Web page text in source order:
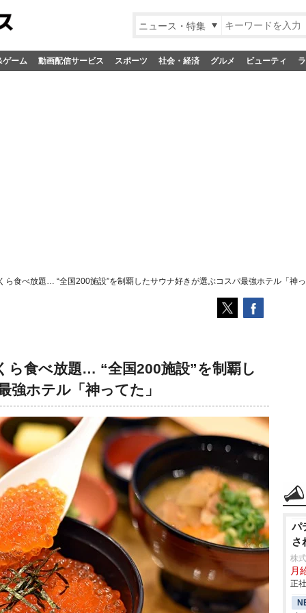
ニュース・特集
ゲーム 動画配信サービス スポーツ 社会・経済 グルメ ビューティ
ら食べ放題… “全国200施設”を制覇したサウナ好きが選ぶコスパ最強ホテル「神
ら食べ放題… “全国200施設”を制覇し
強ホテル「神ってた」
パ
さ
株
月
正